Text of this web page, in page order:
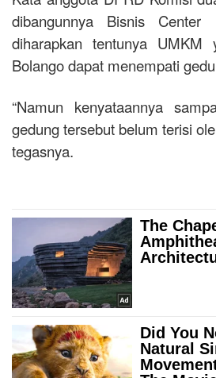
dibangunnya Bisnis
diharapkan tentunya
Bolango dapat menempati
“Namun kenyataannya
gedung tersebut belum terisi
tegasnya.